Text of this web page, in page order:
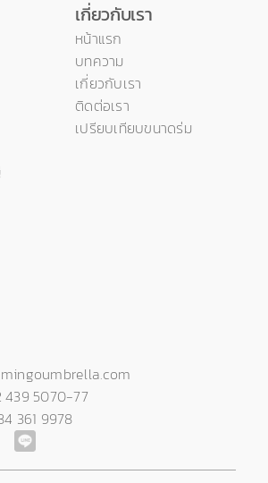
เกี่ยวกับเรา
หน้าแรก
บทความ
เกี่ยวกับเรา
ติดต่อเรา
เปรียบเทียบขนาดร่ม
439 5070-77
361 9978